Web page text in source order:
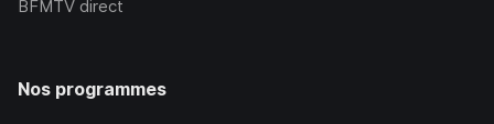
BFMTV direct
Nos programmes